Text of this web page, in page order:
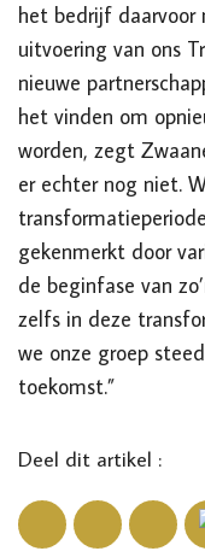
het bedrijf
uitvoering van ons
nieuwe
het vinden om
worden, zegt
er echter nog niet.
gekenmerkt door
de beginfase van
zelfs in deze
we onze groep
toekomst.”
Deel dit artikel :